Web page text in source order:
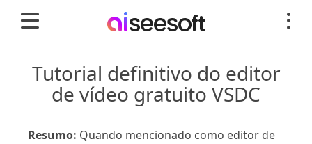
Tutorial definitivo do editor
de vídeo gratuito VSDC
Resumo: Quando mencionado como editor de